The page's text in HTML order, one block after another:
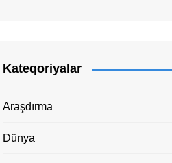
Kateqoriyalar
Araşdırma
Dünya